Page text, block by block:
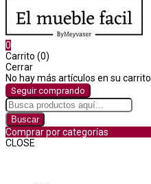
0
Carrito (0)
Cerrar
No hay más artículos en su carrito
Seguir comprando
Buscar
Comprar por categorías
CLOSE